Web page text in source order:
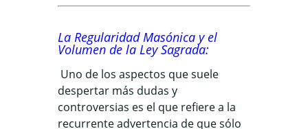
La Regularidad Masónica y el
Volumen de la Ley Sagrada:
Uno de los aspectos que suele
despertar más dudas y
controversias es el que refiere a la
recurrente advertencia de que sólo